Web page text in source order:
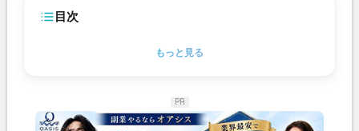
目次
もっと見る
PR